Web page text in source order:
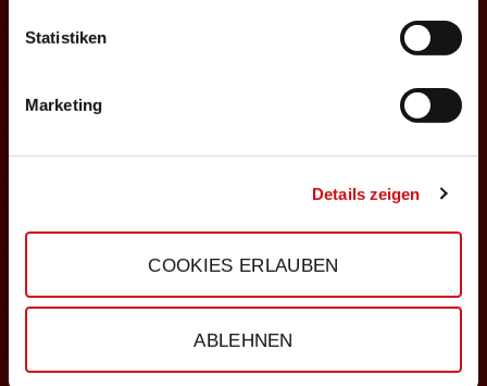
Statistiken
Marketing
Details zeigen
COOKIES ERLAUBEN
ABLEHNEN
25.10.2026
Einlass: 16:30
28.10.2026
Mittwoch, 19:30 Uhr